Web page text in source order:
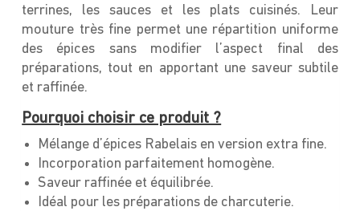
terrines, les sauces et les plats cuisinés. Leur
mouture très fine permet une répartition uniforme
des épices sans modifier l’aspect final des
préparations, tout en apportant une saveur subtile
et raffinée.
Pourquoi choisir ce produit ?
Mélange d’épices Rabelais en version extra fine.
Incorporation parfaitement homogène.
Saveur raffinée et équilibrée.
Idéal pour les préparations de charcuterie.